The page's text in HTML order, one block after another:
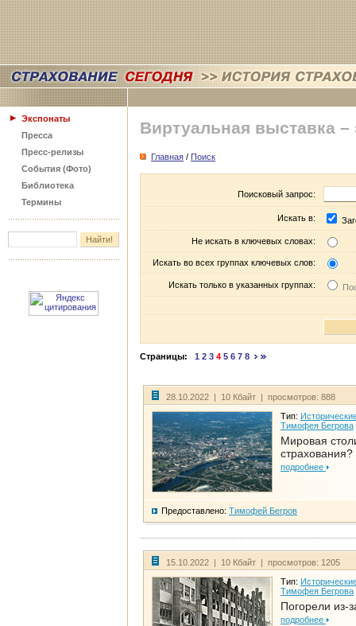
Экспонаты
Пресса
Пресс-релизы
События (Фото)
Библиотека
Термины
Виртуальная выставка –
Главная / Поиск
Поисковый запрос:
Искать в:
Не искать в ключевых словах:
Искать во всех группах ключевых слов:
Искать только в указанных группах:
Страницы: 1 2 3 4 5 6 7 8
28.10.2022 | 10 Кбайт | просмотров: 888
Тип:
Тимофея Бегрова
Мировая
страхования?
подробнее
Предоставлено: Тимофей Бегров
15.10.2022 | 10 Кбайт | просмотров: 1205
Тип:
Тимофея Бегрова
Погорели из-
подробнее